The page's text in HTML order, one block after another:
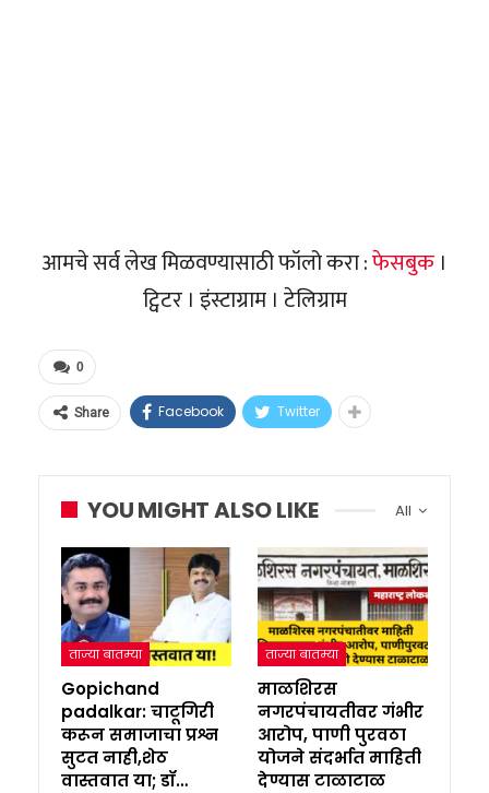
आमचे सर्व लेख मिळवण्यासाठी फॉलो करा :फेसबुक ।
ट्विटर । इंस्टाग्राम । टेलिग्राम
0
Share Facebook Twitter
All
YOU MIGHT ALSO LIKE
ताज्या बातम्या
Gopichand
padalkar: चाटूगिरी
करून समाजाचा प्रश्न
सुटत नाही,शेठ
वास्तवात या; डॉ…
ताज्या बातम्या
माळशिरस
नगरपंचायतीवर गंभीर
आरोप, पाणी पुरवठा
योजने संदर्भात माहिती
देण्यास टाळाटाळ